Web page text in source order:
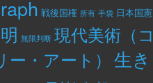
戦後国権 所有 手袋 日本国憲
無限判断 現代美術（コ
・アート） 生き